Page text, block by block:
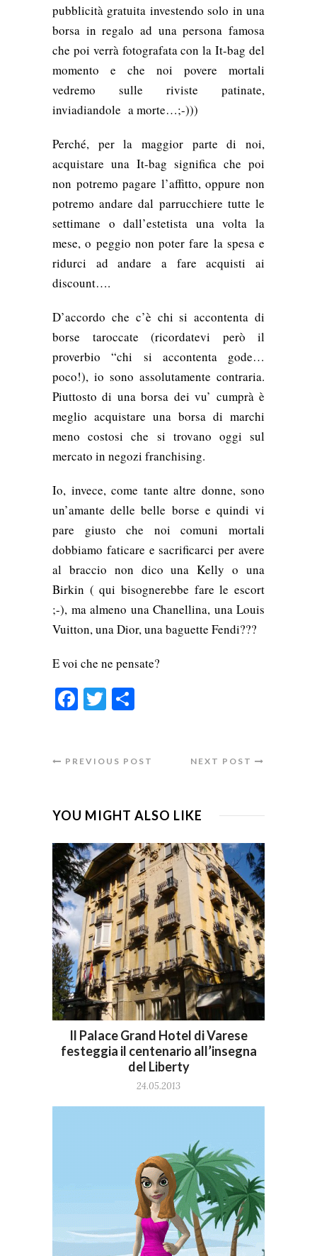
pubblicità gratuita investendo solo in una
borsa in regalo ad una persona famosa
che poi verrà fotografata con la It-bag del
momento e che noi povere mortali
vedremo sulle riviste patinate,
inviadiandole a morte…;-)))
Perché, per la maggior parte di noi,
acquistare una It-bag significa che poi
non potremo pagare l’affitto, oppure non
potremo andare dal parrucchiere tutte le
settimane o dall’estetista una volta la
mese, o peggio non poter fare la spesa e
ridurci ad andare a fare acquisti ai
discount….
D’accordo che c’è chi si accontenta di
borse taroccate (ricordatevi però il
proverbio “chi si accontenta gode…
poco!), io sono assolutamente contraria.
Piuttosto di una borsa dei vu’ cumprà è
meglio acquistare una borsa di marchi
meno costosi che si trovano oggi sul
mercato in negozi franchising.
Io, invece, come tante altre donne, sono
un’amante delle belle borse e quindi vi
pare giusto che noi comuni mortali
dobbiamo faticare e sacrificarci per avere
al braccio non dico una Kelly o una
Birkin ( qui bisognerebbe fare le escort
;-), ma almeno una Chanellina, una Louis
Vuitton, una Dior, una baguette Fendi???
E voi che ne pensate?
Facebook
Twitter
PREVIOUS POST NEXT POST
YOU MIGHT ALSO LIKE
Il Palace Grand Hotel di Varese
festeggia il centenario all’insegna
del Liberty
24.05.2013